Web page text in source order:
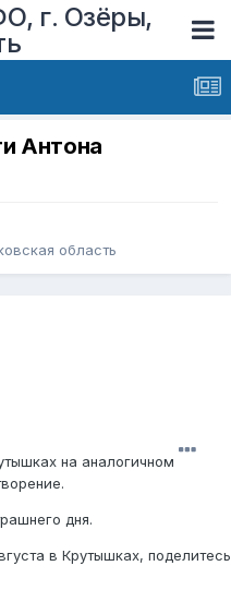
г. Озёры,
Антона
область
на аналогичном
дня.
в Крутышках, поделитесь